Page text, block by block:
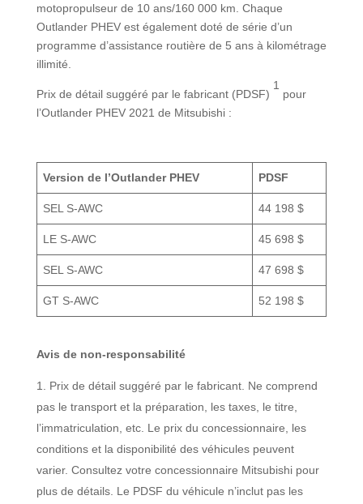
motopropulseur de 10 ans/160 000 km. Chaque
Outlander PHEV est également doté de série d’un
programme d’assistance routière de 5 ans à kilométrage
illimité.
Prix de détail suggéré par le fabricant (PDSF)
1
pour
l’Outlander PHEV 2021 de Mitsubishi :
Version de l’Outlander PHEV PDSF
SEL S-AWC 44 198 $
LE S-AWC 45 698 $
SEL S-AWC 47 698 $
GT S-AWC 52 198 $
Avis de non-responsabilité
Prix de détail suggéré par le fabricant. Ne comprend
pas le transport et la préparation, les taxes, le titre,
l’immatriculation, etc. Le prix du concessionnaire, les
conditions et la disponibilité des véhicules peuvent
varier. Consultez votre concessionnaire Mitsubishi pour
plus de détails. Le PDSF du véhicule n’inclut pas les